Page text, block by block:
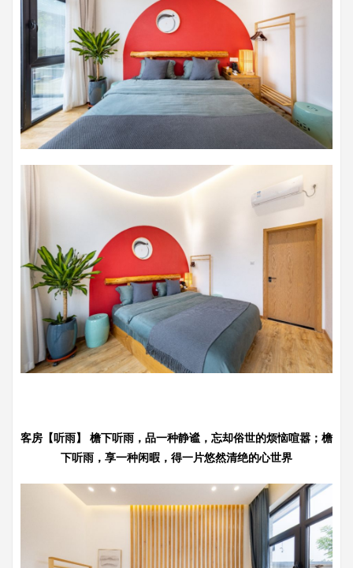
客房【听雨】 檐下听雨，品一种静谧，忘却俗世的烦恼喧嚣；檐
下听雨，享一种闲暇，得一片悠然清绝的心世界